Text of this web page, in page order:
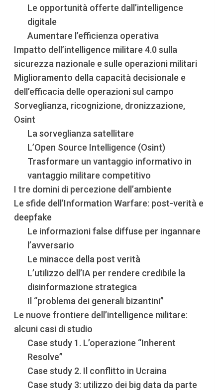
Le opportunità offerte dall’intelligence
digitale
Aumentare l’efficienza operativa
Impatto dell’intelligence militare 4.0 sulla
sicurezza nazionale e sulle operazioni militari
Miglioramento della capacità decisionale e
dell’efficacia delle operazioni sul campo
Sorveglianza, ricognizione, dronizzazione,
Osint
La sorveglianza satellitare
L’Open Source Intelligence (Osint)
Trasformare un vantaggio informativo in
vantaggio militare competitivo
I tre domini di percezione dell’ambiente
Le sfide dell’Information Warfare: post-verità e
deepfake
Le informazioni false diffuse per ingannare
l’avversario
Le minacce della post verità
L’utilizzo dell’IA per rendere credibile la
disinformazione strategica
Il “problema dei generali bizantini”
Le nuove frontiere dell’intelligence militare:
alcuni casi di studio
Case study 1. L’operazione “Inherent
Resolve”
Case study 2. Il conflitto in Ucraina
Case study 3: utilizzo dei big data da parte